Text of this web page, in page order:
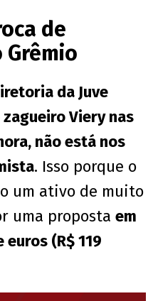
de
Grêmio
da Juve
Viery nas
não está nos
. Isso porque o
um ativo de muito
uma proposta em
(R$ 119